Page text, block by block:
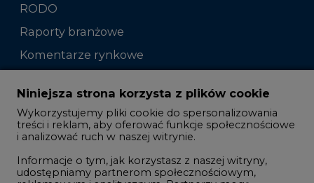
RODO
Raporty branżowe
Komentarze rynkowe
Zmiany kadrowe na rynku
Studio CIRE
Rozmowy o energetyce
Gospodarka
Niniejsza strona korzysta z plików cookie
Wykorzystujemy pliki cookie do spersonalizowania
treści i reklam, aby oferować funkcje społecznościowe
i analizować ruch w naszej witrynie.
Informacje o tym, jak korzystasz z naszej witryny,
udostępniamy partnerom społecznościowym,